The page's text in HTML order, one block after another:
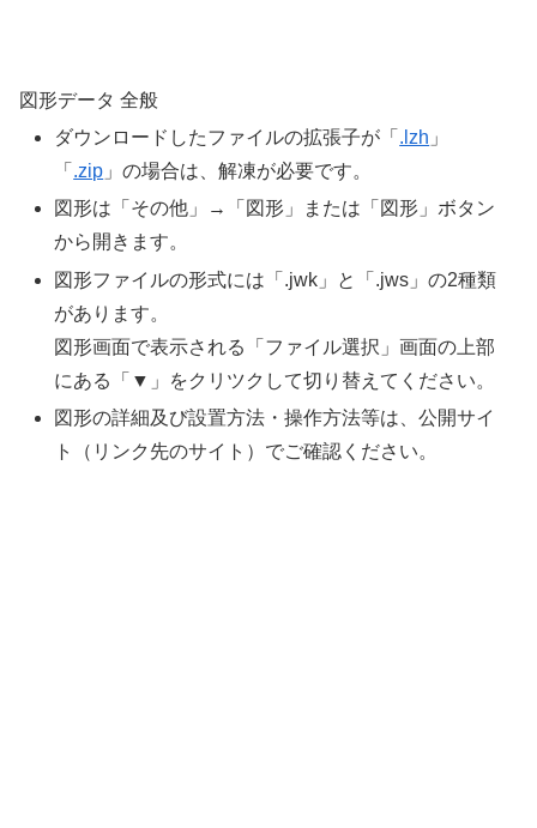
図形データ 全般
ダウンロードしたファイルの拡張子が「 .lzh 」
「 .zip 」の場合は、解凍が必要です。
図形は「その他」→「図形」または「図形」ボタン
から開きます。
図形ファイルの形式には「.jwk」と「.jws」の2種類
があります。
図形画面で表示される「ファイル選択」画面の上部
にある「▼」をクリツクして切り替えてください。
図形の詳細及び設置方法・操作方法等は、公開サイ
ト（リンク先のサイト）でご確認ください。